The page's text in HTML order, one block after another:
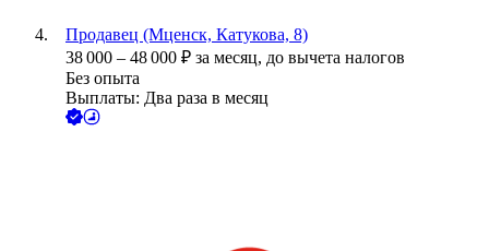
Продавец (Мценск, Катукова, 8)
38 000 – 48 000 ₽ за месяц, до вычета налогов
Без опыта
Выплаты: Два раза в месяц